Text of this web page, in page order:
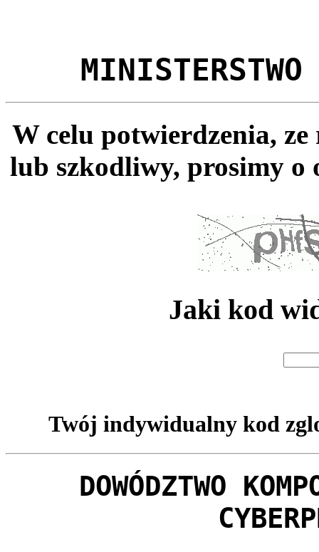
MINISTERSTWO
W celu potwierdzenia,
lub szkodliwy, prosimy o
Jaki kod
Twój indywidualny kod
DOWÓDZTWO